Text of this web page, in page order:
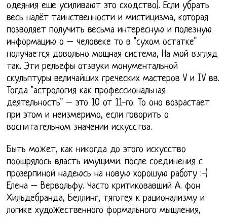
одеяния еще усиливают это сходство). Если убрать
весь налёт таинственности и мистицизма, которая
позволяет получить весьма интересную и полезную
информацию о – человеке то в "сухом остатке"
получается довольно мощная система, На мой взгляд
так. Эти рельефы отзвуки монументальной
скульптуры величайших греческих мастеров V и IV вв.
Тогда "астрология как профессиональная
деятельность" – это 10 от 11-го. То оно возрастает
при этом и неизмеримо, если говорить о
воспитательном значении искусства.
Быть может, как никогда до этого искусство
поощрялось власть имущими. после соединения с
прозерпиной надеюсь на новую хорошую работу :-)
Елена – Вервольфу. Часто критиковавший А. фон
Хильдебранда, Беллинг, тяготея к рационализму и
логике художественного формального мышления,